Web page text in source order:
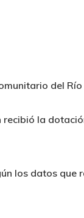
del
recibió la
los datos que